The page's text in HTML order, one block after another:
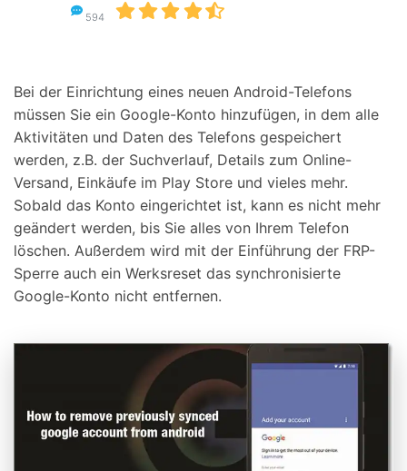
594
Bei der Einrichtung eines neuen Android-Telefons
müssen Sie ein Google-Konto hinzufügen, in dem alle
Aktivitäten und Daten des Telefons gespeichert
werden, z.B. der Suchverlauf, Details zum Online-
Versand, Einkäufe im Play Store und vieles mehr.
Sobald das Konto eingerichtet ist, kann es nicht mehr
geändert werden, bis Sie alles von Ihrem Telefon
löschen. Außerdem wird mit der Einführung der FRP-
Sperre auch ein Werksreset das synchronisierte
Google-Konto nicht entfernen.